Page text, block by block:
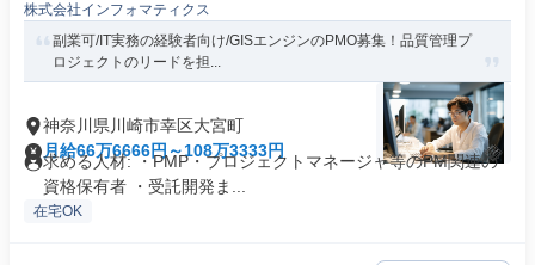
株式会社インフォマティクス
副業可/IT実務の経験者向け/GISエンジンのPMO募集！品質管理プ
ロジェクトのリードを担...
神奈川県川崎市幸区大宮町
月給66万6666円～108万3333円
求める人材: ・PMP・プロジェクトマネージャ等のPM関連の
資格保有者 ・受託開発ま...
在宅OK